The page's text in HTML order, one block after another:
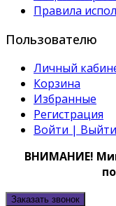
Правила
Пользователю
Личный
Корзина
Избранные
Регистрация
Войти | Выйти
ВНИМАНИЕ!
Заказать звонок